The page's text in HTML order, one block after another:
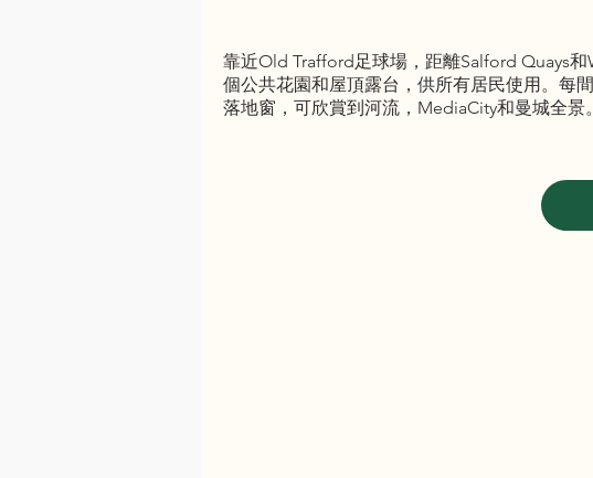
靠近Old Trafford足球場，距離Salford Quays
個公共花園和屋頂露台，供所有居民使用。每
落地窗，可欣賞到河流，MediaCity和曼城全景。